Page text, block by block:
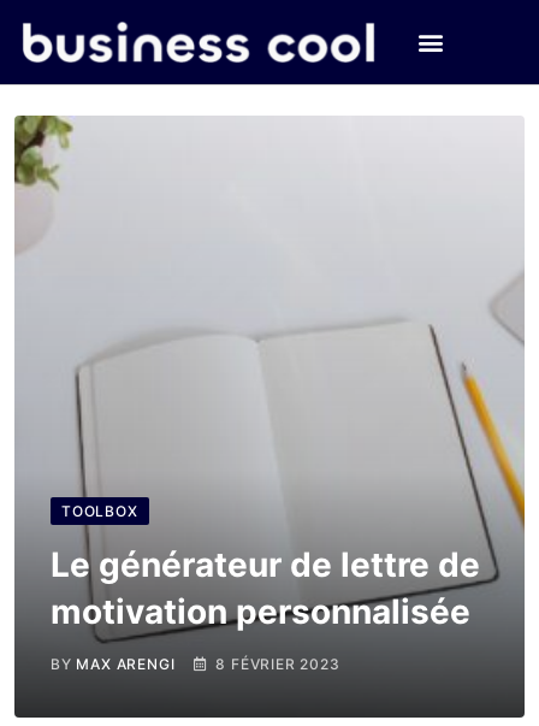
TOOLBOX
Le générateur de lettre de
motivation personnalisée
BY MAX ARENGI 8 FÉVRIER 2023